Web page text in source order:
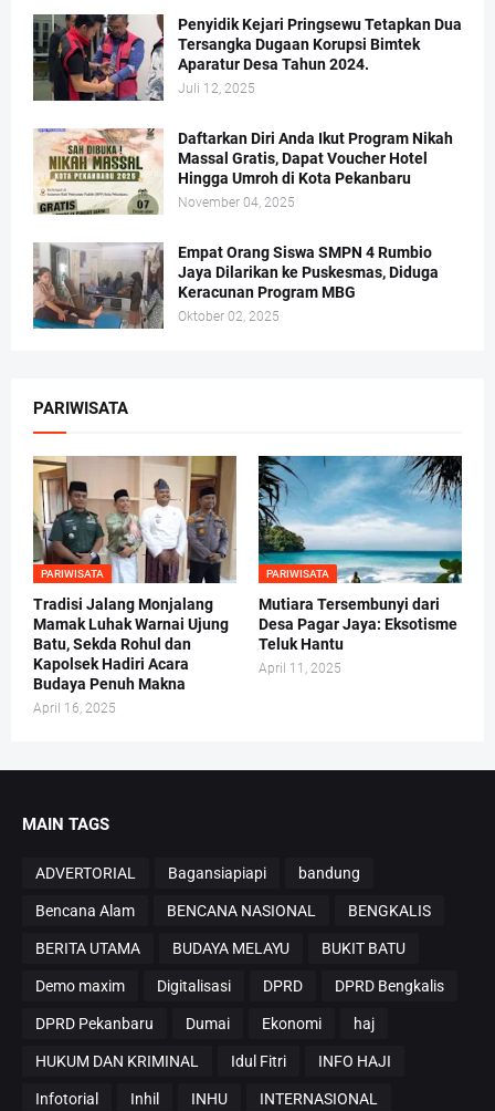
Penyidik Kejari Pringsewu Tetapkan Dua
Tersangka Dugaan Korupsi Bimtek
Aparatur Desa Tahun 2024.
Juli 12, 2025
Daftarkan Diri Anda Ikut Program Nikah
Massal Gratis, Dapat Voucher Hotel
Hingga Umroh di Kota Pekanbaru
November 04, 2025
Empat Orang Siswa SMPN 4 Rumbio
Jaya Dilarikan ke Puskesmas, Diduga
Keracunan Program MBG
Oktober 02, 2025
PARIWISATA
PARIWISATA
Tradisi Jalang Monjalang
Mamak Luhak Warnai Ujung
Batu, Sekda Rohul dan
Kapolsek Hadiri Acara
Budaya Penuh Makna
April 16, 2025
PARIWISATA
Mutiara Tersembunyi dari
Desa Pagar Jaya: Eksotisme
Teluk Hantu
April 11, 2025
MAIN TAGS
ADVERTORIAL Bagansiapiapi bandung
Bencana Alam BENCANA NASIONAL BENGKALIS
BERITA UTAMA BUDAYA MELAYU BUKIT BATU
Demo maxim Digitalisasi DPRD DPRD Bengkalis
DPRD Pekanbaru Dumai Ekonomi haj
HUKUM DAN KRIMINAL Idul Fitri INFO HAJI
Infotorial Inhil INHU INTERNASIONAL